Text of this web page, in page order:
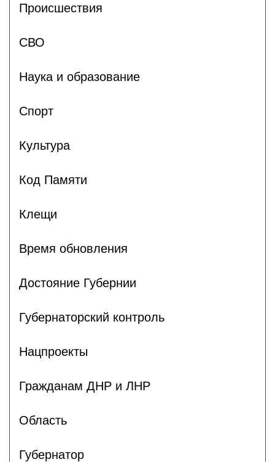
Происшествия
СВО
Наука и образование
Спорт
Культура
Код Памяти
Клещи
Время обновления
Достояние Губернии
Губернаторский контроль
Нацпроекты
Гражданам ДНР и ЛНР
Область
Губернатор